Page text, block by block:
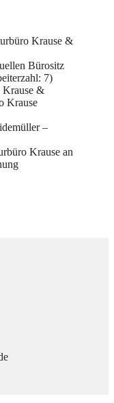
Krause &
Bürositz
7)
Krause &
Krause
–
Krause an